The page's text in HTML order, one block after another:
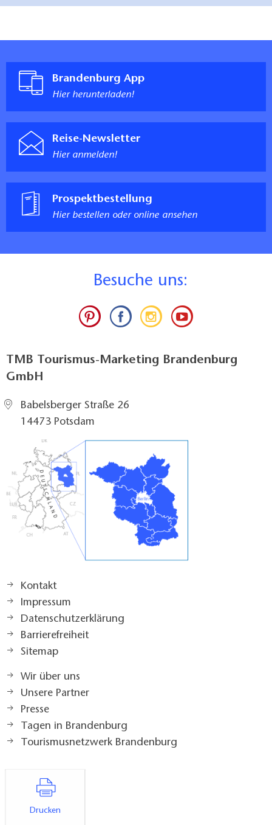
Brandenburg App
Hier herunterladen!
Reise-Newsletter
Hier anmelden!
Prospektbestellung
Hier bestellen oder online ansehen
Besuche uns:
TMB Tourismus-Marketing Brandenburg
GmbH
Babelsberger Straße 26
14473 Potsdam
Kontakt
Impressum
Datenschutzerklärung
Barrierefreiheit
Sitemap
Wir über uns
Unsere Partner
Presse
Tagen in Brandenburg
Tourismusnetzwerk Brandenburg
Drucken